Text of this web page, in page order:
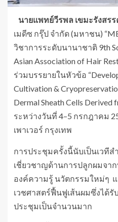
นายแพทย์วีรพล เขมะรังสรร
เมดีซ กรุ๊ป จำกัด (มหาชน)
วิชาการระดับนานาชาติ 9th
Asian Association of Hair
ร่วมบรรยายในหัวข้อ
Cultivation &
Dermal Sheath Cells
ระหว่างวันที่ 4–5 กรกฎาคม
เพาเวอร์ กรุงเทพ
การประชุมครั้งนี้นับเป็นเวที
เชี่ยวชาญด้านการปลูกผมจาก
องค์ความรู้ นวัตกรรมใหม่ๆ
เวชศาสตร์ฟื้นฟูเส้นผมซึ่งได้รั
ประชุมเป็นจำนวนมาก